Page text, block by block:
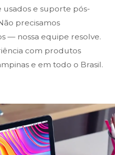
usados e suporte pós-
precisamos
— nossa equipe resolve.
com produtos
e em todo o Brasil.